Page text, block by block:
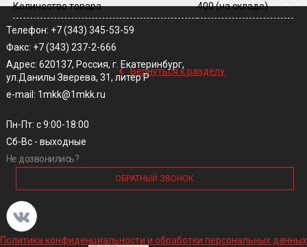
Количество товара 400(на складе)
‹ Вернуться к разделу
Телефон: +7 (343) 345-53-59
Факс: +7 (343) 237-2-666
Адрес: 620137, Россия, г. Екатеринбург,
ул.Данилы Зверева, 31, литер Р
e-mail: 1mkk@1mkk.ru
Пн-Пт: с 9:00-18:00
Сб-Вс - выходные
Не дозвонились?
ОБРАТНЫЙ ЗВОНОК
Политика конфиденциальности и обработки персональных данных